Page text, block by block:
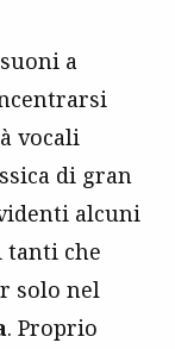
a
vocali
di gran
alcuni
tanti che
solo nel
. Proprio